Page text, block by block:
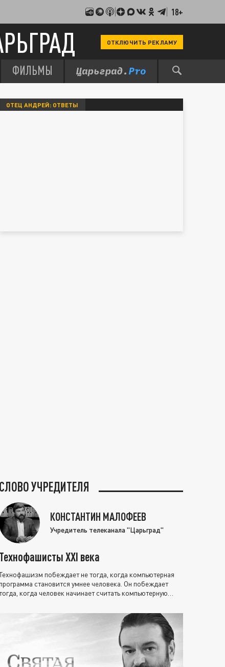
18+
ОТКЛЮЧИТЬ РЕКЛАМУ
ФИЛЬМЫ
ОТЕЦ АНДРЕЙ: ОТВЕТЫ
СЛОВО УЧРЕДИТЕЛЯ
КОНСТАНТИН МАЛОФЕЕВ
Учредитель телеканала "Царьград"
Технофашисты XXI века
побеждает не тогда, когда компьютерная
программа становится умнее человека. Он побеждает
когда человек начинает считать компьютерную